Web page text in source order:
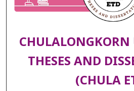
THESES AND
(CHULA